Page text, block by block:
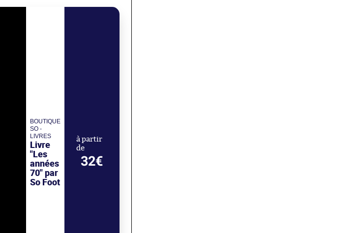
BOUTIQUE
SO -
LIVRES
Livre
"Les
années
70" par
So Foot
à partir
de
32€